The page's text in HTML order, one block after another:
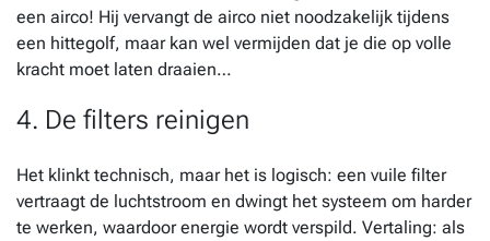
een airco! Hij vervangt de airco niet noodzakelijk tijdens
een hittegolf, maar kan wel vermijden dat je die op volle
kracht moet laten draaien…
4. De filters reinigen
Het klinkt technisch, maar het is logisch: een vuile filter
vertraagt de luchtstroom en dwingt het systeem om harder
te werken, waardoor energie wordt verspild. Vertaling: als